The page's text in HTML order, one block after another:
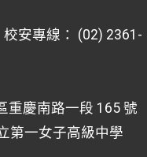
專線： (02) 2361-
重慶南路一段 165 號
第一女子高級中學